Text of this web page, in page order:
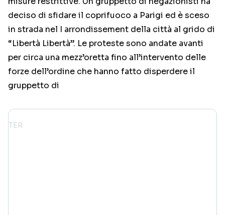
deciso di sfidare il coprifuoco a Parigi ed è sceso
in strada nel I arrondissement della città al grido di
“Libertà Libertà”. Le proteste sono andate avanti
per circa una mezz’oretta fino all’intervento delle
forze dell’ordine che hanno fatto disperdere il
gruppetto di